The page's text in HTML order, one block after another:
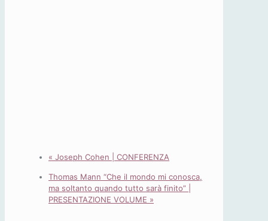
« Joseph Cohen | CONFERENZA
Thomas Mann “Che il mondo mi conosca,
ma soltanto quando tutto sarà finito” |
PRESENTAZIONE VOLUME »